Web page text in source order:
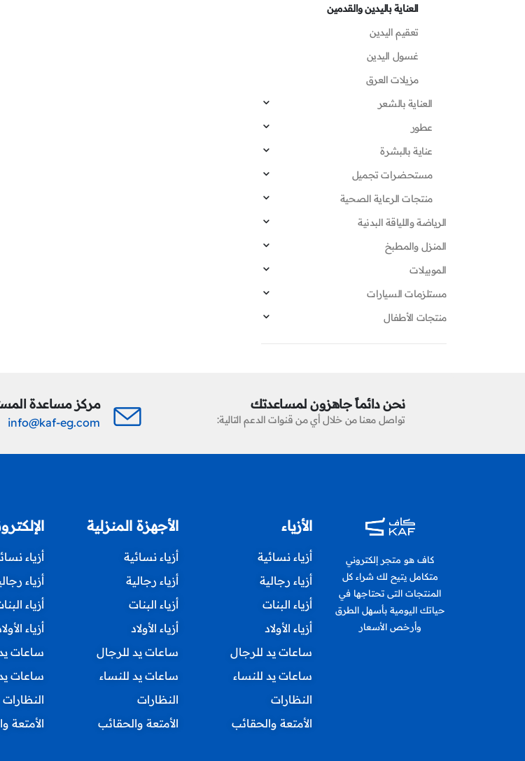
العناية باليدين والقدمين
تعقيم اليدين
غسول اليدين
مزيلات العرق
العناية بالشعر
عطور
عناية بالبشرة
مستحضرات تجميل
منتجات الرعاية الصحية
الرياضة واللياقة البدنية
المنزل والمطبخ
الموبيلات
مستلزمات السيارات
منتجات الأطفال
نحن دائماً جاهزون لمساعدتك
تواصل معنا من خلال أي من قنوات الدعم التالية:
مركز مساعدة
info@kaf-eg.com
كاف هو متجر إلكتروني
متكامل يتيح لك شراء كل
المنتجات التى تحتاجها في
حياتك اليومية بأسهل الطرق
وأرخص الأسعار
الأزياء
أزياء نسائية
أزياء رجالية
أزياء البنات
أزياء الأولاد
ساعات يد للرجال
ساعات يد للنساء
النظارات
الأمتعة والحقائب
الأجهزة المنزلية
أزياء نسائية
أزياء رجالية
أزياء البنات
أزياء الأولاد
ساعات يد للرجال
ساعات يد للنساء
النظارات
الأمتعة والحقائب
أزياء
أزياء
أزياء
أزياء
ساعات
ساعات
النظارات
الأمتعة